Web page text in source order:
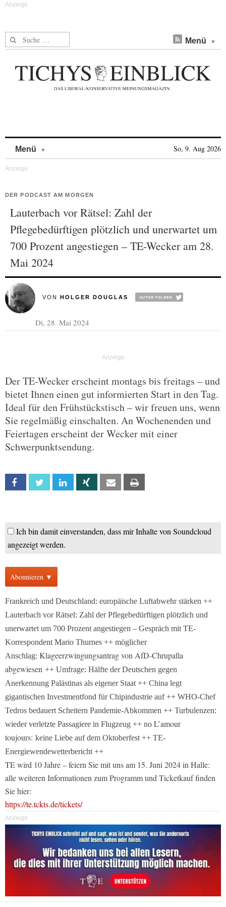
Suche nach: Menü
Menü So, 9. Aug 2026
DER PODCAST AM MORGEN
Lauterbach vor Rätsel: Zahl der
Pflegebedürftigen plötzlich und unerwartet um
700 Prozent angestiegen – TE-Wecker am 28.
Mai 2024
VON HOLGER DOUGLAS
Di, 28. Mai 2024
Der TE-Wecker erscheint montags bis freitags – und
bietet Ihnen einen gut informierten Start in den Tag.
Ideal für den Frühstückstisch – wir freuen uns, wenn
Sie regelmäßig einschalten. An Wochenenden und
Feiertagen erscheint der Wecker mit einer
Schwerpunktsendung.
Facebook Twitter Linkedin Xing Email
Ich bin damit einverstanden, dass mir Inhalte von Soundcloud
angezeigt werden.
Abonnieren ▼
Frankreich und Deutschland: europäische Luftabwehr stärken ++
Lauterbach vor Rätsel: Zahl der Pflegebedürftigen plötzlich und
unerwartet um 700 Prozent angestiegen – Gespräch mit TE-
Korrespondent Mario Thurnes ++ möglicher
Anschlag: Klageerzwingungsantrag von AfD-Chrupalla
abgewiesen ++ Umfrage: Hälfte der Deutschen gegen
Anerkennung Palästinas als eigener Staat ++ China legt
gigantischen Investmentfond für Chipindustrie auf ++ WHO-Chef
Tedros bedauert Scheitern Pandemie-Abkommen ++ Turbulenzen:
wieder verletzte Passagiere in Flugzeug ++ no L’amour
toujours: keine Liebe auf dem Oktoberfest ++ TE-
Energiewendewetterbericht ++
TE wird 10 Jahre – feiern Sie mit uns am 15. Juni 2024 in Halle:
alle weiteren Informationen zum Programm und Ticketkauf finden
Sie hier:
https://te.tckts.de/tickets/
Anzeige